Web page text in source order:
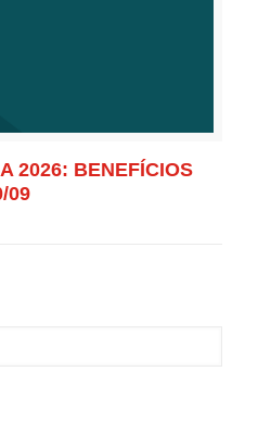
2026: BENEFÍCIOS
09